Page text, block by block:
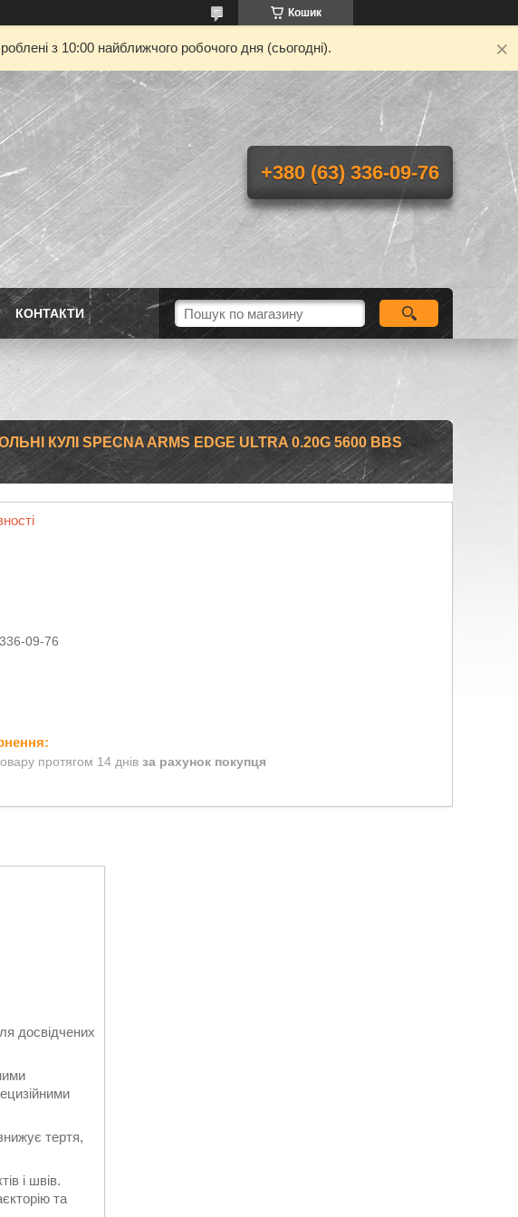
Кошик
з 10:00 найближчого робочого дня (сьогодні).
+380 (63) 336-09-76
КОНТАКТИ
КУЛІ SPECNA ARMS EDGE ULTRA 0.20G 5600 BBS
09-76
протягом 14 днів за рахунок покупця
досвідчених
тертя,
і швів.
та